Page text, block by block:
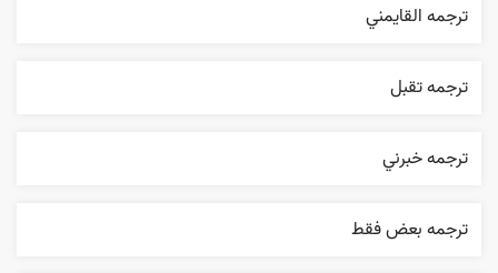
ترجمه القایمني
ترجمه تقبل
ترجمه خبرني
ترجمه بعض فقط